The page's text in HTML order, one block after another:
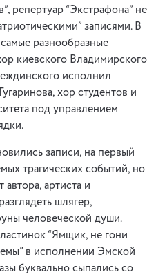
репертуар “Экстрафона” не
записями. В
разнообразные
киевского Владимирского
исполнил
хор студентов и
под управлением
записи, на первый
трагических событий, но
автора, артиста и
шлягер,
человеческой души.
“Ямщик, не гони
в исполнении Эмской
буквально сыпались со